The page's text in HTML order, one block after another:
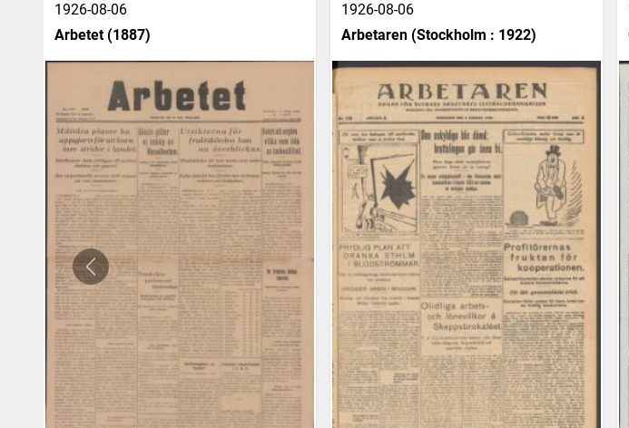
1926-08-06
Arbetet (1887)
1926-08-06
Arbetaren (Stockholm : 1922)